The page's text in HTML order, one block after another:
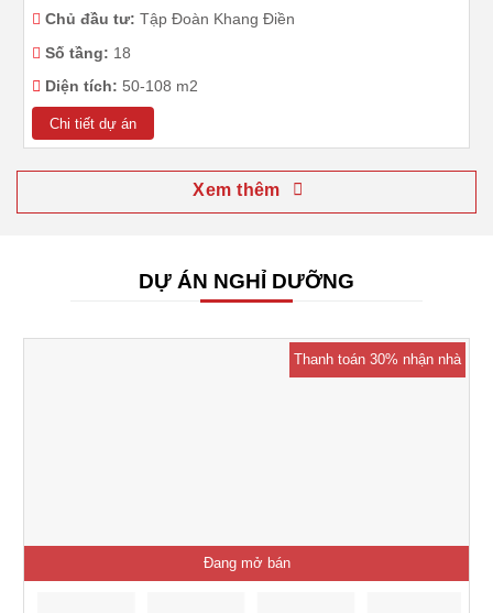
Chủ đầu tư: Tập Đoàn Khang Điền
Số tầng: 18
Diện tích: 50-108 m2
Chi tiết dự án
Xem thêm
DỰ ÁN NGHỈ DƯỠNG
Thanh toán 30% nhận nhà
Đang mở bán